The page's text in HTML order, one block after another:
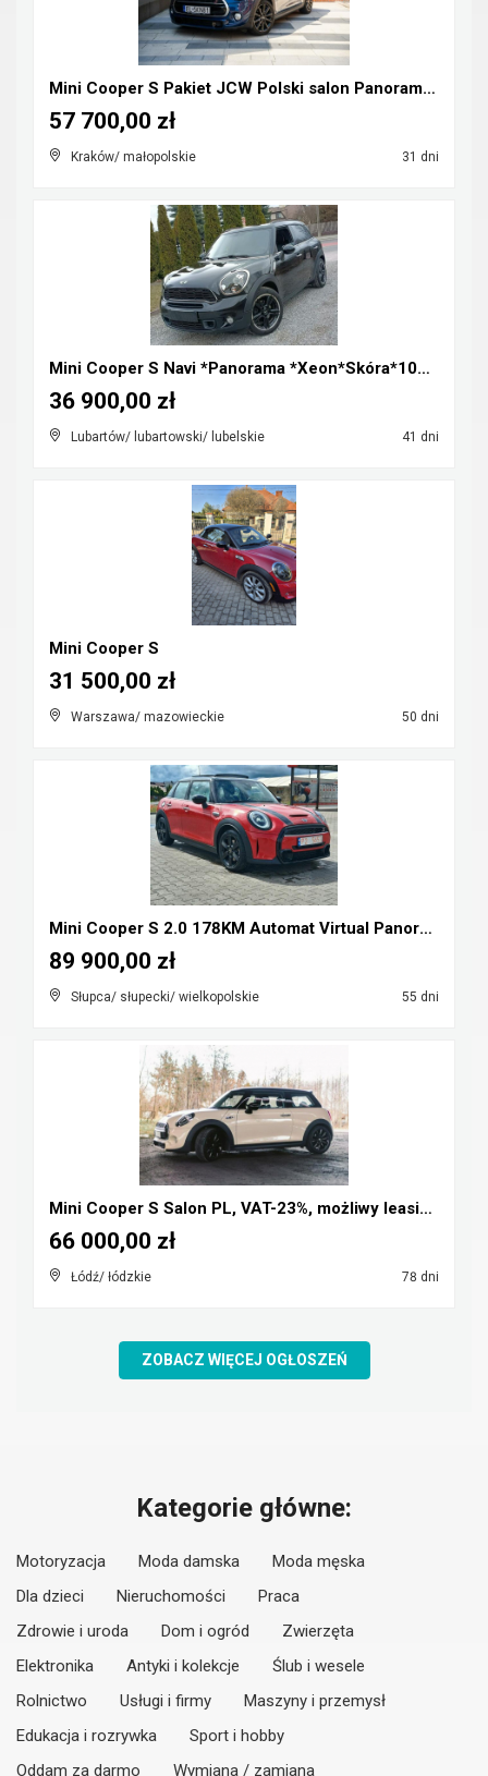
Mini Cooper S Pakiet JCW Polski salon Panorama Hea...
Kraków/ małopolskie 31 dni
57 700,00 zł
Mini Cooper S Navi *Panorama *Xeon*Skóra*100%Orygi...
Lubartów/ lubartowski/ lubelskie 41 dni
36 900,00 zł
Mini Cooper S
Warszawa/ mazowieckie 50 dni
31 500,00 zł
Mini Cooper S 2.0 178KM Automat Virtual Panorama F...
Słupca/ słupecki/ wielkopolskie 55 dni
89 900,00 zł
Mini Cooper S Salon PL, VAT-23%, możliwy leasing, ...
Łódź/ łódzkie 78 dni
66 000,00 zł
ZOBACZ WIĘCEJ OGŁOSZEŃ
Kategorie główne:
Motoryzacja Moda damska
Moda męska
Dla dzieci
Nieruchomości
Praca
Zdrowie i uroda
Dom i ogród
Zwierzęta
Elektronika
Antyki i kolekcje
Ślub i wesele
Rolnictwo
Usługi i firmy
Maszyny i przemysł
Edukacja i rozrywka
Sport i hobby
Oddam za darmo
Wymiana / zamiana